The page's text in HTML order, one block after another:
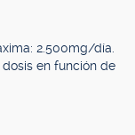
2.500mg/día.
en función de